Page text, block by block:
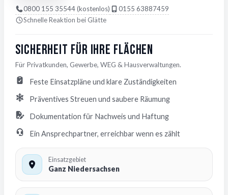
0800 155 35544 (kostenlos)
0155 63887459
Schnelle Reaktion bei Glätte
Sicherheit für Ihre Flächen
Für Privatkunden, Gewerbe, WEG & Hausverwaltungen.
Feste Einsatzpläne und klare Zuständigkeiten
Präventives Streuen und saubere Räumung
Dokumentation für Nachweis und Haftung
Ein Ansprechpartner, erreichbar wenn es zählt
Einsatzgebiet
Ganz Niedersachsen